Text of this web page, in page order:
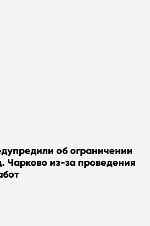
об ограничении
Чарково из-за проведения